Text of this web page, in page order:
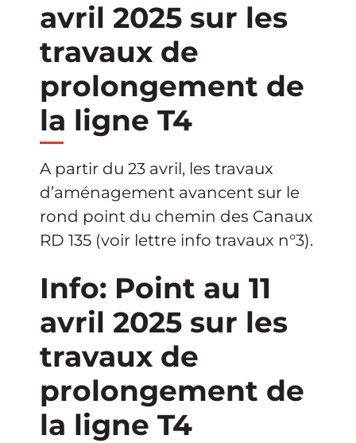
avril 2025 sur les
travaux de
prolongement de
la ligne T4
A partir du 23 avril, les travaux
d’aménagement avancent sur le
rond point du chemin des Canaux
RD 135 (voir lettre info travaux n°3).
Info: Point au 11
avril 2025 sur les
travaux de
prolongement de
la ligne T4